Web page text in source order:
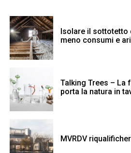
Isolare il sottotetto
meno consumi e
Talking Trees – La
porta la natura in
MVRDV